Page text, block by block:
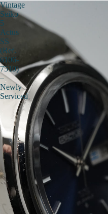
Vintage
Seiko
5
Actus
SS
(Ref.
6106-
7510)
–
Newly
Serviced